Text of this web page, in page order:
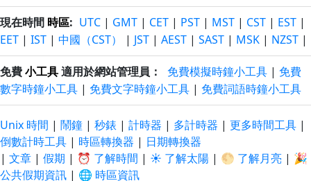
現在時間 時區: UTC | GMT | CET | PST | MST | CST | EST |
EET | IST | 中國（CST） | JST | AEST | SAST | MSK | NZST |
免費小工具適用於網站管理員： 免費模擬時鐘小工具 | 免費
數字時鐘小工具 | 免費文字時鐘小工具 | 免費詞語時鐘小工具
Unix 時間 | 鬧鐘 | 秒錶 | 計時器 | 多計時器 | 更多時間工具 |
倒數計時工具 | 時區轉換器 | 日期轉換器
| 文章 | 假期 | ⏰ 了解時間 | ☀️ 了解太陽 | 🌕 了解月亮 | 🎉
公共假期資訊 | 🌐 時區資訊